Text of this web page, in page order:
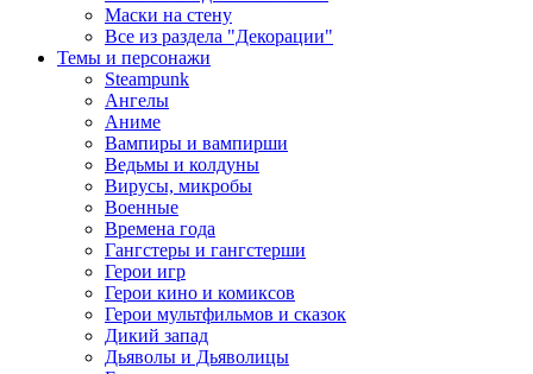
Маски на стену
Все из раздела "Декорации"
Темы и персонажи
Steampunk
Ангелы
Аниме
Вампиры и вампирши
Ведьмы и колдуны
Вирусы, микробы
Военные
Времена года
Гангстеры и гангстерши
Герои игр
Герои кино и комиксов
Герои мультфильмов и сказок
Дикий запад
Дьяволы и Дьяволицы